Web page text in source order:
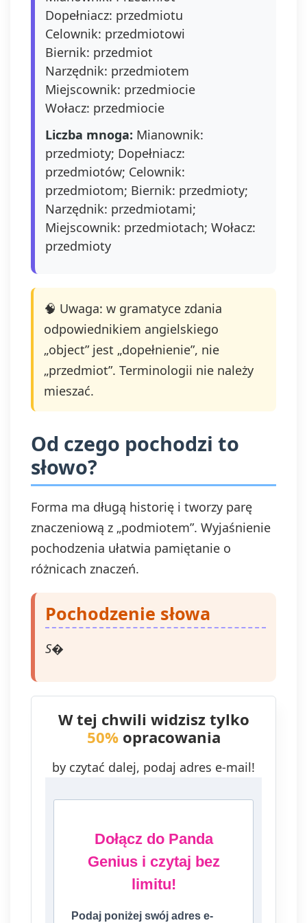
Dopełniacz: przedmiotu
Celownik: przedmiotowi
Biernik: przedmiot
Narzędnik: przedmiotem
Miejscownik: przedmiocie
Wołacz: przedmiocie
Liczba mnoga: Mianownik:
przedmioty; Dopełniacz:
przedmiotów; Celownik:
przedmiotom; Biernik: przedmioty;
Narzędnik: przedmiotami;
Miejscownik: przedmiotach; Wołacz:
przedmioty
🧠 Uwaga: w gramatyce zdania
odpowiednikiem angielskiego
„object” jest „dopełnienie”, nie
„przedmiot”. Terminologii nie należy
mieszać.
Od czego pochodzi to
słowo?
Forma ma długą historię i tworzy parę
znaczeniową z „podmiotem”. Wyjaśnienie
pochodzenia ułatwia pamiętanie o
różnicach znaczeń.
Pochodzenie słowa
S�
W tej chwili widzisz tylko
50%opracowania
by czytać dalej, podaj adres e-mail!
Dołącz do Panda
Genius i czytaj bez
limitu!
Podaj poniżej swój adres e-